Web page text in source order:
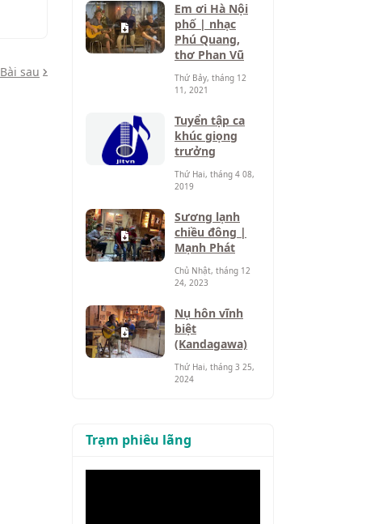
Bài sau
Em ơi Hà Nội
phố | nhạc
Phú Quang,
thơ Phan Vũ
Thứ Bảy, tháng 12
11, 2021
Tuyển tập ca
khúc giọng
trưởng
Thứ Hai, tháng 4 08,
2019
Sương lạnh
chiều đông |
Mạnh Phát
Chủ Nhật, tháng 12
24, 2023
Nụ hôn vĩnh
biệt
(Kandagawa)
Thứ Hai, tháng 3 25,
2024
Trạm phiêu lãng